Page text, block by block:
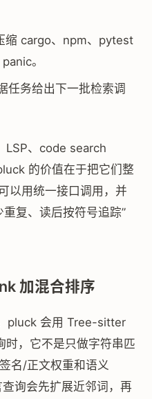
缩 cargo、npm、pytest
。
任务给出下一批检索调
LSP、code search
的价值在于把它们整
以用统一接口调用，并
复、读后按符号追踪”
加混合排序
pluck 会用 Tree-sitter
时，它不是只做字符串匹
名/正文权重和语义
询会先扩展近邻词，再